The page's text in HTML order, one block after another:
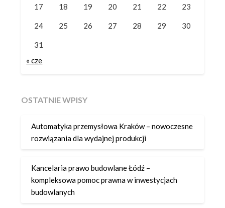
17 18 19 20 21 22 23
24 25 26 27 28 29 30
31
« cze
OSTATNIE WPISY
Automatyka przemysłowa Kraków – nowoczesne
rozwiązania dla wydajnej produkcji
Kancelaria prawo budowlane Łódź –
kompleksowa pomoc prawna w inwestycjach
budowlanych